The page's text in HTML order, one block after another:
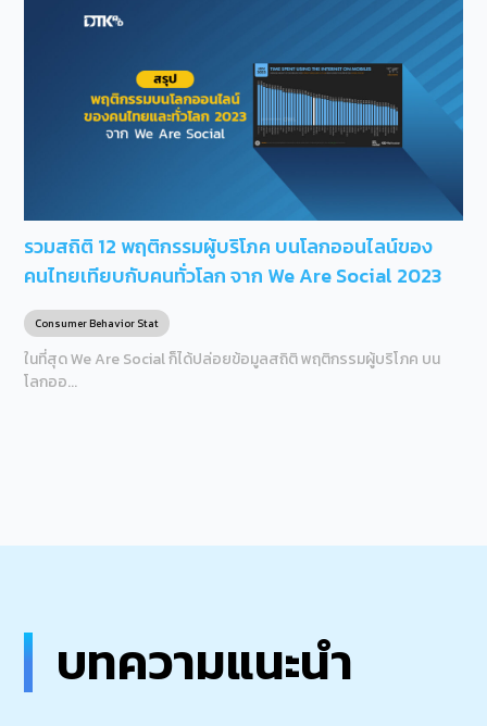
รวมสถิติ 12 พฤติกรรมผู้บริโภค บนโลกออนไลน์ของ
คนไทยเทียบกับคนทั่วโลก จาก We Are Social 2023
Consumer Behavior Stat
ในที่สุด We Are Social ก็ได้ปล่อยข้อมูลสถิติ พฤติกรรมผู้บริโภค บน
โลกออ...
บทความแนะนำ